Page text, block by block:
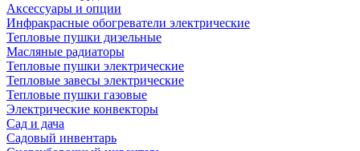
Аксессуары и опции
Инфракрасные обогреватели электрические
Тепловые пушки дизельные
Масляные радиаторы
Тепловые пушки электрические
Тепловые завесы электрические
Тепловые пушки газовые
Электрические конвекторы
Сад и дача
Садовый инвентарь